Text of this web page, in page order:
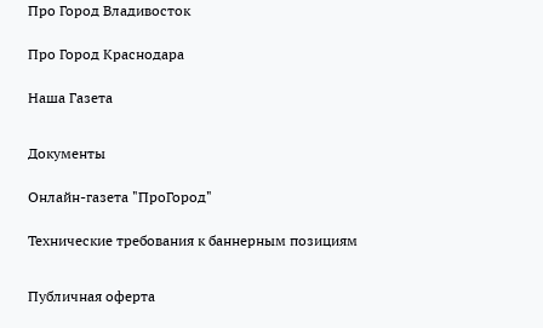
Про Город Владивосток
Про Город Краснодара
Наша Газета
Документы
Онлайн-газета "ПроГород"
Технические требования к баннерным позициям
Публичная оферта